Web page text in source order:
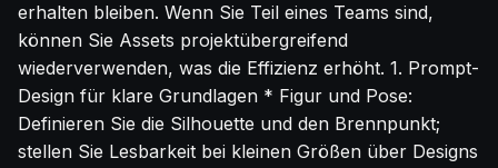
erhalten bleiben. Wenn Sie Teil eines Teams sind,
können Sie Assets projektübergreifend
wiederverwenden, was die Effizienz erhöht. 1. Prompt-
Design für klare Grundlagen * Figur und Pose:
Definieren Sie die Silhouette und den Brennpunkt;
stellen Sie Lesbarkeit bei kleinen Größen über Designs